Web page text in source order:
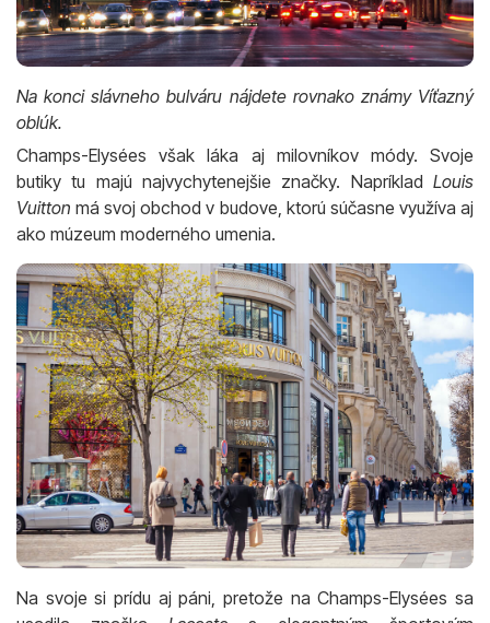
Na konci slávneho bulváru nájdete rovnako známy Víťazný
oblúk.
Champs-Elysées však láka aj milovníkov módy. Svoje
butiky tu majú najvychytenejšie značky. Napríklad Louis
Vuitton má svoj obchod v budove, ktorú súčasne využíva aj
ako múzeum moderného umenia.
Na svoje si prídu aj páni, pretože na Champs-Elysées sa